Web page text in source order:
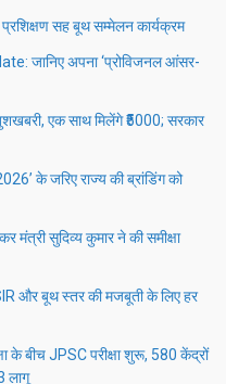
सह बूथ सम्मेलन कार्यक्रम
जानिए अपना ‘प्रोविजनल आंसर-
एक साथ मिलेंगे ₹5000; सरकार
के जरिए राज्य की ब्रांडिंग को
मंत्री सुदिव्य कुमार ने की समीक्षा
और बूथ स्तर की मजबूती के लिए हर
बीच JPSC परीक्षा शुरू, 580 केंद्रों
लागू